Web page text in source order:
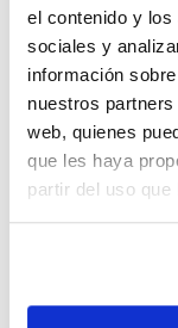
el contenido y
sociales y
información
nuestros
web, quienes
que les haya
partir del uso
Asa de siembra
Estéril.
número de lote y
certificado de
PIL0030120
Envase
: x 1000 u.
Disponibilidad:
Mi precio :